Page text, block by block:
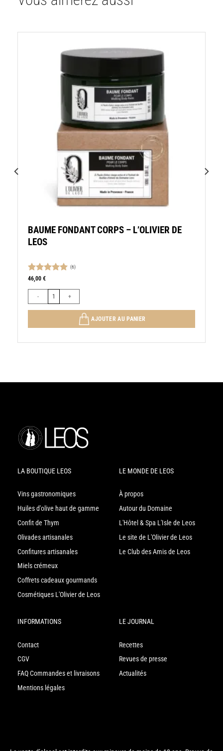
BAUME FONDANT CORPS – L’OLIVIER DE
LEOS
Note
(6)
46,00 €
quantité de BAUME FONDANT CORPS - L'OLIVIER DE LEOS
AJOUTER AU PANIER
LA BOUTIQUE LEOS
Vins gastronomiques
Huiles d'olive haut de gamme
Confit de Thym
Olivades artisanales
Confitures artisanales
Miels crémeux
Coffrets cadeaux gourmands
Cosmétiques L'Olivier de Leos
LE MONDE DE LEOS
À propos
Autour du Domaine
L'Hôtel & Spa L'Isle de Leos
Le site de L'Olivier de Leos
Le Club des Amis de Leos
INFORMATIONS
Contact
CGV
FAQ Commandes et livraisons
Mentions légales
LE JOURNAL
Recettes
Revues de presse
Actualités